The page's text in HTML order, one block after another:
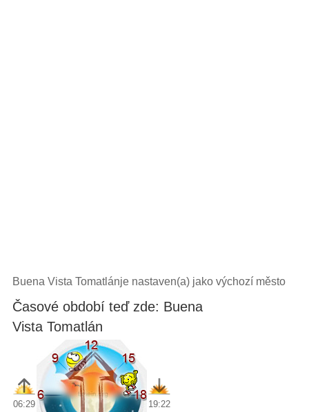
Buena Vista Tomatlánje nastaven(a) jako výchozí město
Časové období teď zde: Buena
Vista Tomatlán
06:29 19:22